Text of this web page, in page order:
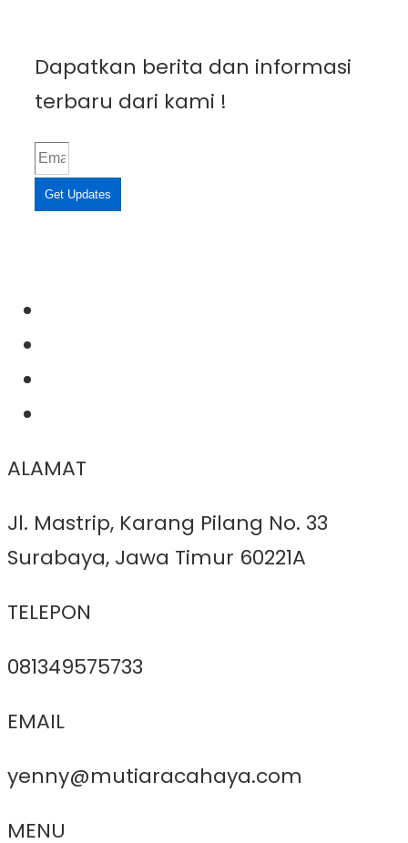
Dapatkan berita dan informasi
terbaru dari kami !
Get Updates
ALAMAT
Jl. Mastrip, Karang Pilang No. 33
Surabaya, Jawa Timur 60221A
TELEPON
081349575733
EMAIL
yenny@mutiaracahaya.com
MENU